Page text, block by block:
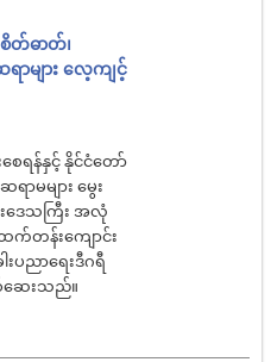
တ်ဓာတ်၊
ာများ လေ့ကျင့်
ရန်နှင့် နိုင်ငံတော်
မများ မွေး
ဒေသကြီး အလုံ
က်တန်းကျောင်း
ပညာရေးဒီဂရီ
ဆေးသည်။